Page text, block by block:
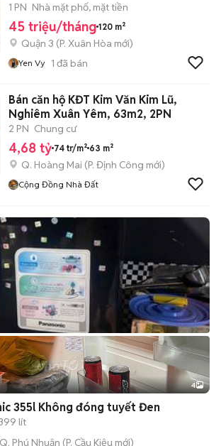
1 PN Nhà mặt phố, mặt tiền
45 triệu/tháng 120 m²
Quận 3 (P. Xuân Hòa mới)
Yen Vy 1 đã bán
Bán căn hộ KĐT Kim Văn Kim Lũ,
Nghiêm Xuân Yêm, 63m2, 2PN
2 PN Chung cư
4,68 tỷ 74 tr/m² 63 m²
Q. Hoàng Mai (P. Định Công mới)
Cộng Đồng Nhà Đất
4
355l Không đóng tuyết Đen
lít
Q. Phú Nhuận (P. Cầu Kiệu mới)